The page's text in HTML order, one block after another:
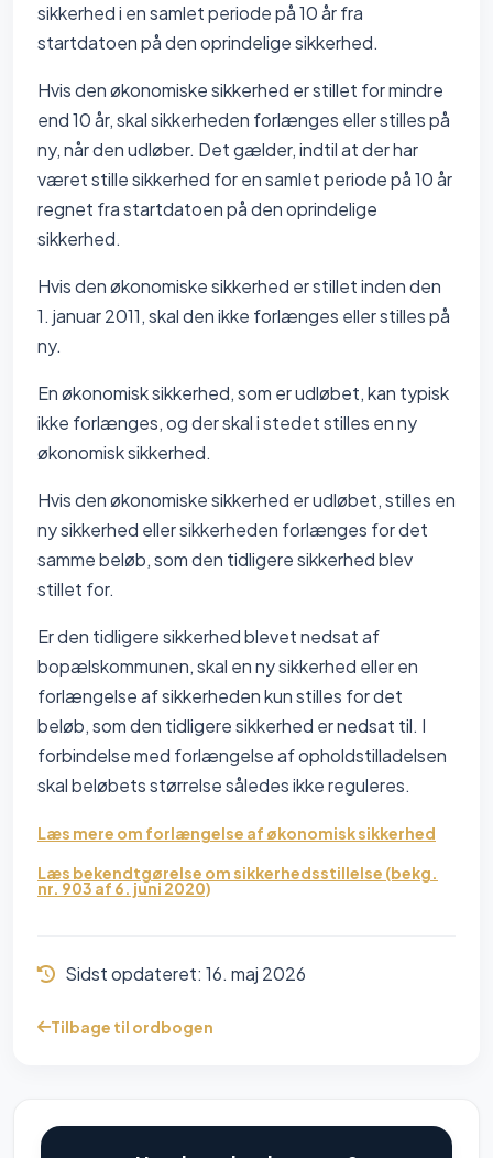
sikkerhed i en samlet periode på 10 år fra
startdatoen på den oprindelige sikkerhed.
Hvis den økonomiske sikkerhed er stillet for mindre
end 10 år, skal sikkerheden forlænges eller stilles på
ny, når den udløber. Det gælder, indtil at der har
været stille sikkerhed for en samlet periode på 10 år
regnet fra startdatoen på den oprindelige
sikkerhed.
Hvis den økonomiske sikkerhed er stillet inden den
1. januar 2011, skal den ikke forlænges eller stilles på
ny.
En økonomisk sikkerhed, som er udløbet, kan typisk
ikke forlænges, og der skal i stedet stilles en ny
økonomisk sikkerhed.
Hvis den økonomiske sikkerhed er udløbet, stilles en
ny sikkerhed eller sikkerheden forlænges for det
samme beløb, som den tidligere sikkerhed blev
stillet for.
Er den tidligere sikkerhed blevet nedsat af
bopælskommunen, skal en ny sikkerhed eller en
forlængelse af sikkerheden kun stilles for det
beløb, som den tidligere sikkerhed er nedsat til. I
forbindelse med forlængelse af opholdstilladelsen
skal beløbets størrelse således ikke reguleres.
Læs mere om forlængelse af økonomisk sikkerhed
Læs bekendtgørelse om sikkerhedsstillelse (bekg.
nr. 903 af 6. juni 2020)
Sidst opdateret: 16. maj 2026
Tilbage til ordbogen